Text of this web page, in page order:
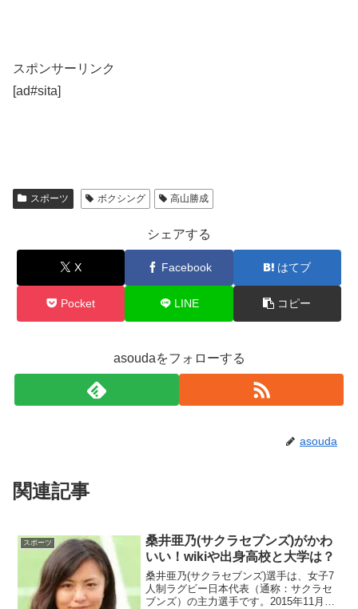
スポンサーリンク
[ad#sita]
スポーツ ボクシング 高山勝成
シェアする
X Facebook はてブ
Pocket LINE コピー
asoudaをフォローする
asouda
関連記事
スポーツ
桑井亜乃(サクラセブンズ)がかわ
いい！wikiや出身高校と大学は？
桑井亜乃(サクラセブンズ)選手は、女子7
人制ラグビー日本代表（通称：サクラセ
ブンズ）の主力選手です。2015年11月28